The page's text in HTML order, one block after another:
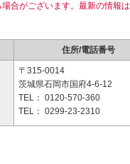
合がございます。最新の情報は
住所/電話番号
〒315-0014
茨城県石岡市国府4-6-12
TEL： 0120-570-360
TEL： 0299-23-2310